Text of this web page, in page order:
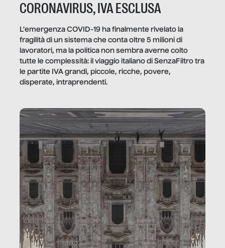
CORONAVIRUS, IVA ESCLUSA
L’emergenza COVID-19 ha finalmente rivelato la
fragilità di un sistema che conta oltre 5 milioni di
lavoratori, ma la politica non sembra averne colto
tutte le complessità: il viaggio italiano di SenzaFiltro tra
le partite IVA grandi, piccole, ricche, povere,
disperate, intraprendenti.